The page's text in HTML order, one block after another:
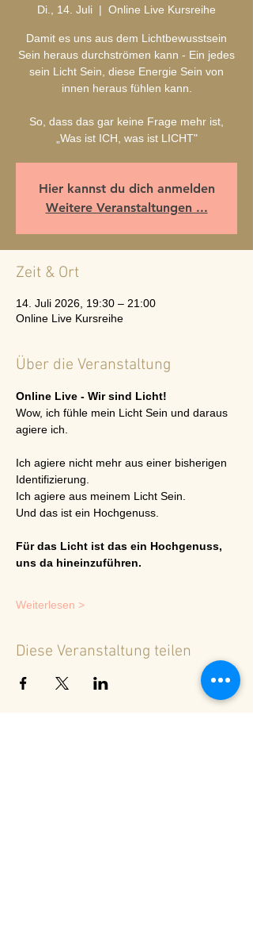
Di., 14. Juli
  |
Online Live Kursreihe
Damit es uns aus dem Lichtbewusstsein
Sein heraus durchströmen kann - Ein jedes
sein Licht Sein, diese Energie Sein von
innen heraus fühlen kann.
So, dass das gar keine Frage mehr ist,
„Was ist ICH, was ist LICHT"
Hier kannst du dich anmelden
Weitere Veranstaltungen ...
Zeit & Ort
14. Juli 2026, 19:30 – 21:00
Online Live Kursreihe
Über die Veranstaltung
Online Live - Wir sind Licht!
Wow, ich fühle mein Licht Sein und daraus
agiere ich.
Ich agiere nicht mehr aus einer bisherigen
Identifizierung.
Ich agiere aus meinem Licht Sein.
Und das ist ein Hochgenuss.
Für das Licht ist das ein Hochgenuss,
uns da hineinzuführen.
Weiterlesen >
Diese Veranstaltung teilen